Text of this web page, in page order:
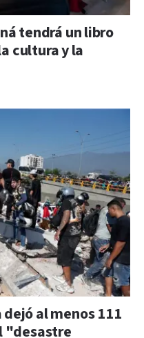
tendrá un libro
cultura y la
al menos 111
"desastre